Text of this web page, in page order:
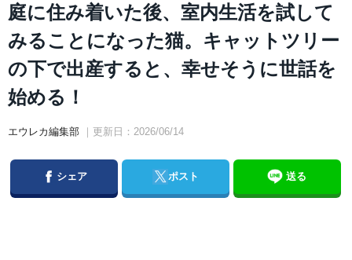
庭に住み着いた後、室内生活を試して
みることになった猫。キャットツリー
の下で出産すると、幸せそうに世話を
始める！
エウレカ編集部 ｜更新日：2026/06/14
Facebook
シェア Twitterポスト 送る